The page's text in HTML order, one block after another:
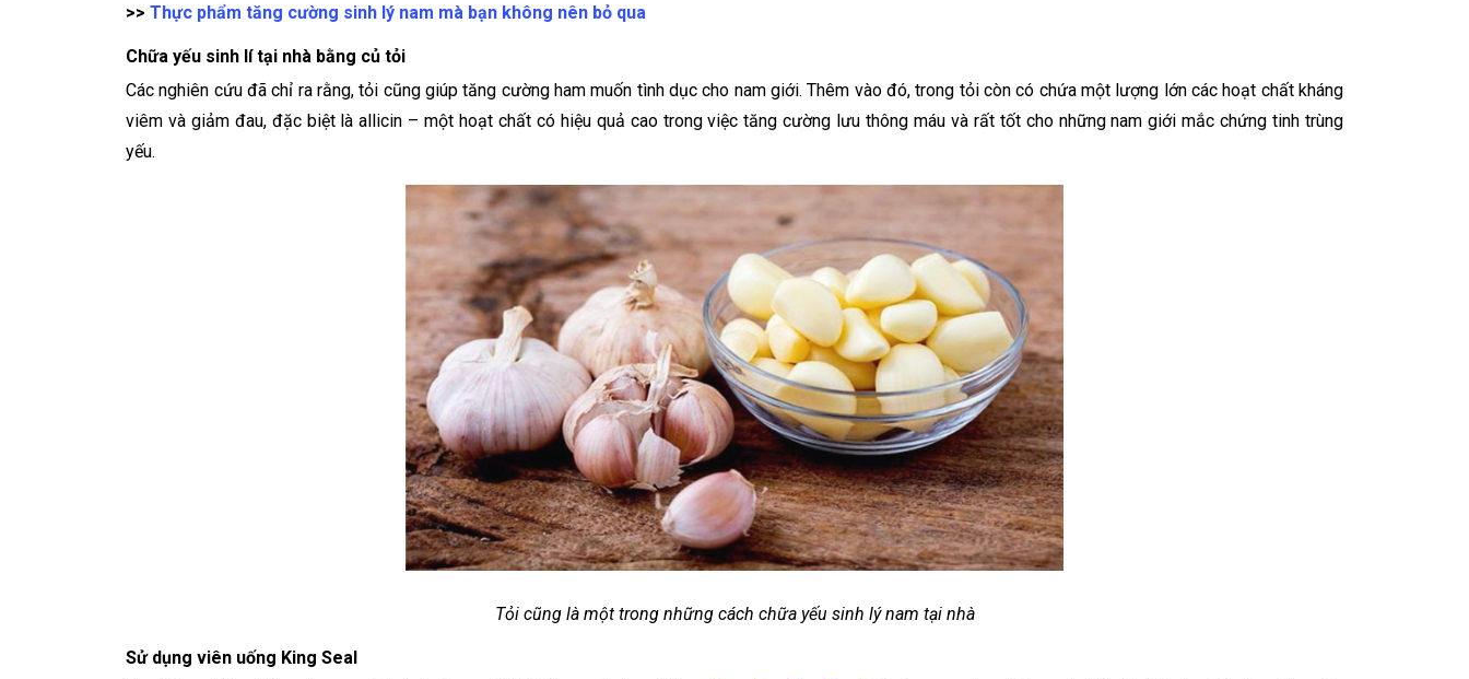
>> Thực phẩm tăng cường sinh lý nam mà bạn không nên bỏ qua
Chữa yếu sinh lí tại nhà bằng củ tỏi
Các nghiên cứu đã chỉ ra rằng, tỏi cũng giúp tăng cường ham muốn tình dục cho nam giới. Thêm vào đó, trong tỏi còn có chứa một lượng lớn các hoạt chất kháng
viêm và giảm đau, đặc biệt là allicin – một hoạt chất có hiệu quả cao trong việc tăng cường lưu thông máu và rất tốt cho những nam giới mắc chứng tinh trùng
yếu.
Tỏi cũng là một trong những cách chữa yếu sinh lý nam tại nhà
Sử dụng viên uống King Seal